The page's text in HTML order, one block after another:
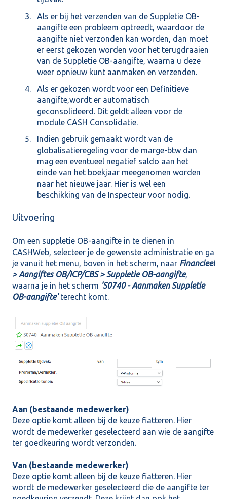
Als er bij het verzenden van de Suppletie OB-
aangifte een probleem optreedt, waardoor de
aangifte niet verzonden kan worden, dan moet
er eerst gekozen worden voor het terugdraaien
van de Suppletie OB-aangifte, waarna u deze
weer opnieuw kunt aanmaken en verzenden.
Als er gekozen wordt voor een Definitieve
aangifte,wordt er automatisch
geconsolideerd. Dit geldt alleen voor de
module CASH Consolidatie.
Indien gebruik gemaakt wordt van de
globalisatieregeling voor de marge-btw dan
mag een eventueel negatief saldo aan het
einde van het boekjaar meegenomen worden
naar het nieuwe jaar. Hier is wel een
beschikking van de Inspecteur voor nodig.
Uitvoering
Om een suppletie OB-aangifte in te dienen in
CASHWeb, selecteer je de gewenste administratie en ga
je vanuit het menu, boven in het scherm, naar Financieel
> Aangiftes OB/ICP/CBS > Suppletie OB-aangifte,
waarna je in het scherm 'S0740 - Aanmaken Suppletie
OB-aangifte'terecht komt.
Aan (bestaande medewerker)
Deze optie komt alleen bij de keuze fiatteren. Hier
wordt de medewerker geselecteerd aan wie de aangifte
ter goedkeuring wordt verzonden.
Van (bestaande medewerker)
Deze optie komt alleen bij de keuze fiatteren. Hier
wordt de medewerker geselecteerd die de aangifte ter